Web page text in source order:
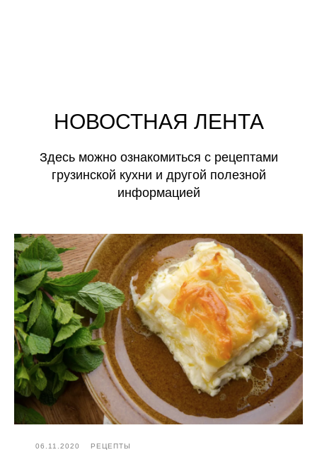
НОВОСТНАЯ ЛЕНТА
Здесь можно ознакомиться с рецептами
грузинской кухни и другой полезной
информацией
06.11.2020
РЕЦЕПТЫ